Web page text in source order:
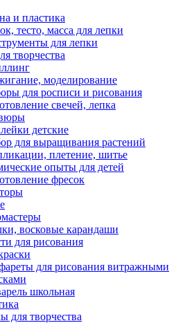
и пластика
тесто, масса для лепки
для лепки
творчества
моделирование
для росписи и рисования
свечей, лепка
детские
для выращивания растений
плетение, шитье
опыты для детей
фресок
восковые карандаши
для рисования
для рисования витражными
школьная
для творчества